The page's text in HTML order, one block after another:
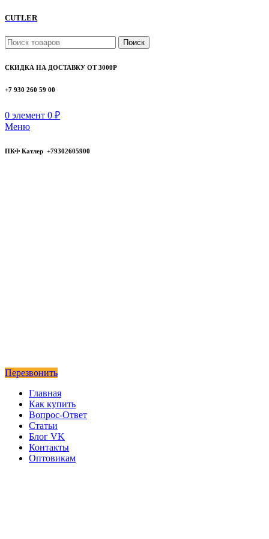
CUTLER
Поиск
СКИДКА НА ДОСТАВКУ ОТ 3000Р
+7 930 260 59 00
0 элемент 0 ₽
Меню
ПКФ Катлер +79302605900
Перезвонить
Главная
Как купить
Вопрос-Ответ
Статьи
Блог VK
Контакты
Оптовикам